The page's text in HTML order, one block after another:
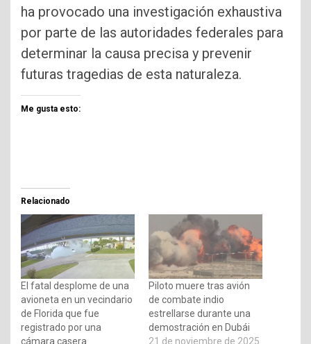
ha provocado una investigación exhaustiva
por parte de las autoridades federales para
determinar la causa precisa y prevenir
futuras tragedias de esta naturaleza.
Me gusta esto:
Relacionado
El fatal desplome de una
avioneta en un vecindario
de Florida que fue
registrado por una
cámara casera
Piloto muere tras avión
de combate indio
estrellarse durante una
demostración en Dubái
21 de noviembre de 2025